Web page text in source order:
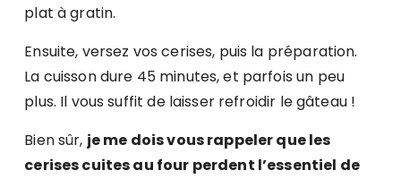
plat à gratin.
Ensuite, versez vos cerises, puis la préparation.
La cuisson dure 45 minutes, et parfois un peu
plus. Il vous suffit de laisser refroidir le gâteau !
Bien sûr, je me dois vous rappeler que les
cerises cuites au four perdent l’essentiel de